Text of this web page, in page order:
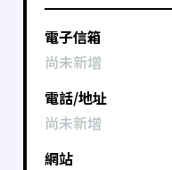
電子信箱
尚未新增
電話/地址
尚未新增
網站